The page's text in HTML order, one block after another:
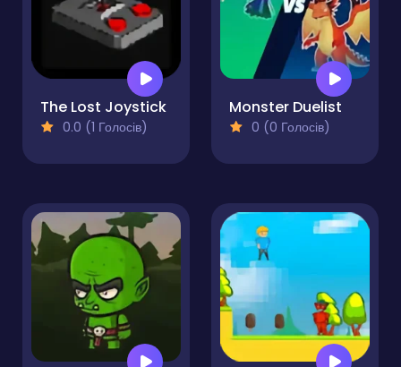
The Lost Joystick
0.0 (1 Голосів)
Monster Duelist
0 (0 Голосів)